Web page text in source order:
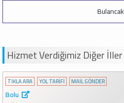
Bulancak
Hizmet Verdiğimiz Diğer İller
TIKLA ARA YOL TARİFİ MAİL GÖNDER
Bolu